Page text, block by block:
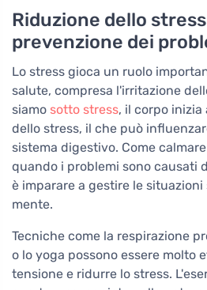
Riduzione dello
prevenzione dei
Lo stress gioca un ruolo
salute, compresa l'irritazione
siamo sotto stress, il corpo
dello stress, il che può
sistema digestivo. Come
quando i problemi sono causati
è imparare a gestire le
mente.
Tecniche come la respirazione
o lo yoga possono essere molto
tensione e ridurre lo stress.